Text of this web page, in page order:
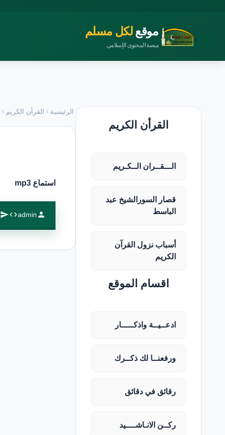
موقع لكل مسلم
منصة المحتوى الإسلامي
القرأن الكريم
الـــقــران الــكـريم
قصار السورالشيخ عبد
الباسط
أسباب نزول القرآن
الكريم
اقسام الموقع
ادعــيــة واذكـــــار
ورفعنــا لك ذكــرك
رقائق في دقائق
ركــن الانـاشــــيد
الرئيسية القرأن الكريم
استماع mp3
admin